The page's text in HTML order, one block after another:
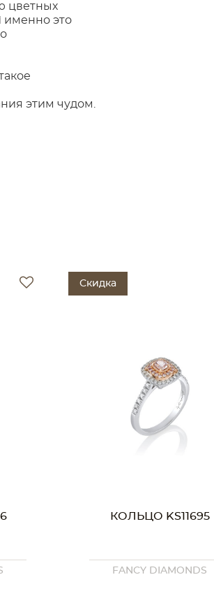
цветных
именно это
этим чудом.
Скидка
КОЛЬЦО KS11695
FANCY DIAMONDS